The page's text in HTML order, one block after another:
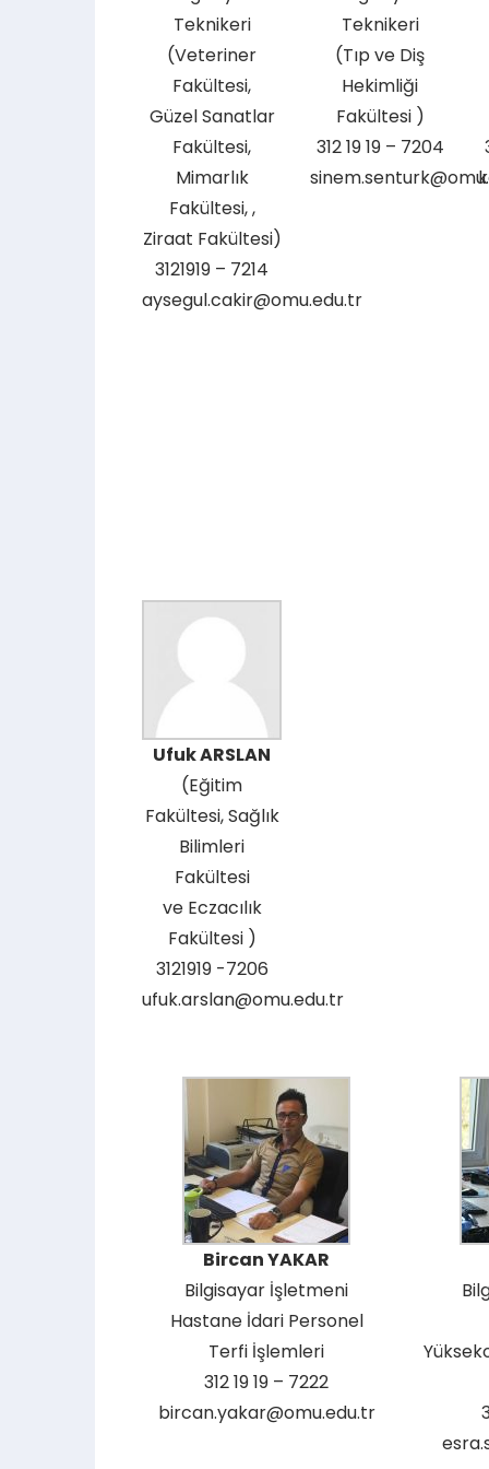
Teknikeri
(Veteriner
Fakültesi,
Güzel Sanatlar
Fakültesi,
Mimarlık
Fakültesi, ,
Ziraat Fakültesi)
3121919 – 7214
aysegul.cakir@omu.edu.tr
Teknikeri
(Tıp ve Diş
Hekimliği
Fakültesi )
312 19 19 – 7204
Ufuk ARSLAN
(Eğitim
Fakültesi, Sağlık
Bilimleri
Fakültesi
ve Eczacılık
Fakültesi )
3121919 -7206
ufuk.arslan@omu.edu.tr
Bircan YAKAR
Bilgisayar İşletmeni
Hastane İdari Personel
Terfi İşlemleri
312 19 19 – 7222
bircan.yakar@omu.edu.tr